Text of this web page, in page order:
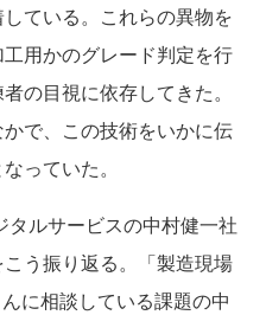
ている。これらの異物を
用かのグレード判定を行
の目視に依存してきた。
で、この技術をいかに伝
っていた。
ルサービスの中村健一社
う振り返る。「製造現場
に相談している課題の中